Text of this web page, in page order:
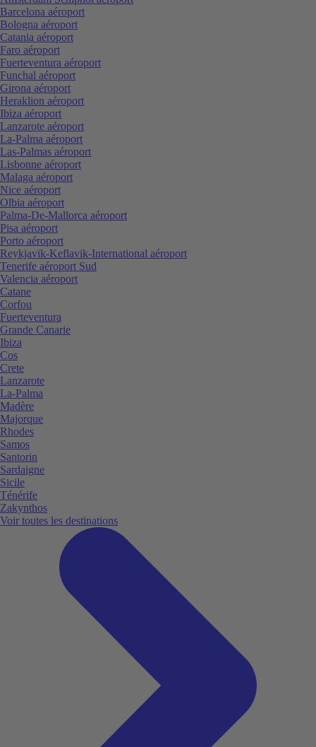
Barcelona aéroport
Bologna aéroport
Catania aéroport
Faro aéroport
Fuerteventura aéroport
Funchal aéroport
Girona aéroport
Heraklion aéroport
Ibiza aéroport
Lanzarote aéroport
La-Palma aéroport
Las-Palmas aéroport
Lisbonne aéroport
Malaga aéroport
Nice aéroport
Olbia aéroport
Palma-De-Mallorca aéroport
Pisa aéroport
Porto aéroport
Reykjavik-Keflavik-International aéroport
Tenerife aéroport Sud
Valencia aéroport
Catane
Corfou
Fuerteventura
Grande Canarie
Ibiza
Cos
Crete
Lanzarote
La-Palma
Madère
Majorque
Rhodes
Samos
Santorin
Sardaigne
Sicile
Ténérife
Zakynthos
Voir toutes les destinations